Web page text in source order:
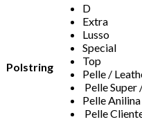
Polstring
D
Extra
Lusso
Special
Top
Pelle /
Pelle Super
Pelle
Pelle